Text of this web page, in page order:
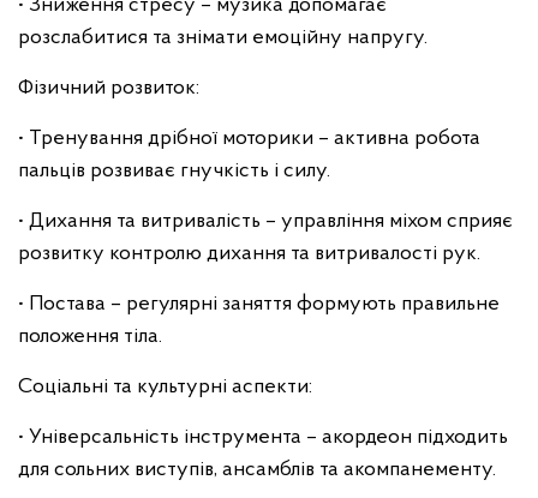
• Зниження стресу – музика допомагає
розслабитися та знімати емоційну напругу.
Фізичний розвиток:
• Тренування дрібної моторики – активна робота
пальців розвиває гнучкість і силу.
• Дихання та витривалість – управління міхом сприяє
розвитку контролю дихання та витривалості рук.
• Постава – регулярні заняття формують правильне
положення тіла.
Соціальні та культурні аспекти:
• Універсальність інструмента – акордеон підходить
для сольних виступів, ансамблів та акомпанементу.